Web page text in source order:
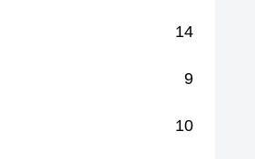
14
9
10